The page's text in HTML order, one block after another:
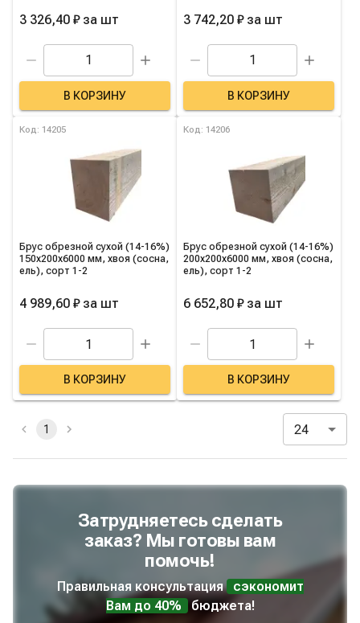
3 326,40 ₽ за шт
В КОРЗИНУ
3 742,20 ₽ за шт
В КОРЗИНУ
Код: 14205
Брус обрезной сухой (14-16%)
150х200х6000 мм, хвоя (сосна,
ель), сорт 1-2
4 989,60 ₽ за шт
В КОРЗИНУ
Код: 14206
Брус обрезной сухой (14-16%)
200х200х6000 мм, хвоя (сосна,
ель), сорт 1-2
6 652,80 ₽ за шт
В КОРЗИНУ
1 24
Затрудняетесь сделать
заказ? Мы готовы вам
помочь!
Правильная консультация
сэкономит
Вам до 40%
бюджета!